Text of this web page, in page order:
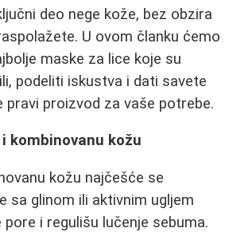
deo nege kože, bez obzira
U ovom članku ćemo
maske za lice koje su
podeliti iskustva i dati savete
pravi proizvod za vaše potrebe.
kombinovanu kožu
kožu najčešće se
sa glinom ili aktivnim ugljem
i regulišu lučenje sebuma.